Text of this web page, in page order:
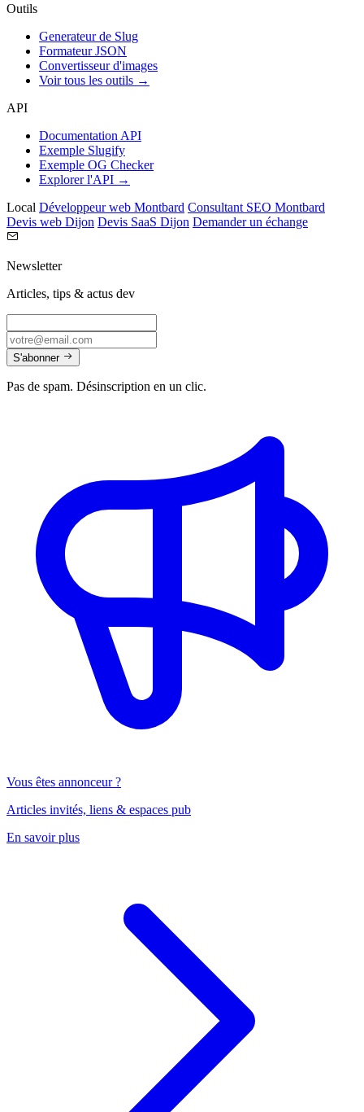
Outils
Generateur de Slug
Formateur JSON
Convertisseur d'images
Voir tous les outils →
API
Documentation API
Exemple Slugify
Exemple OG Checker
Explorer l'API →
Local Développeur web Montbard Consultant SEO Montbard
Devis web Dijon Devis SaaS Dijon Demander un échange
Newsletter
Articles, tips & actus dev
S'abonner
Pas de spam. Désinscription en un clic.
Vous êtes annonceur ?
Articles invités, liens & espaces pub
En savoir plus